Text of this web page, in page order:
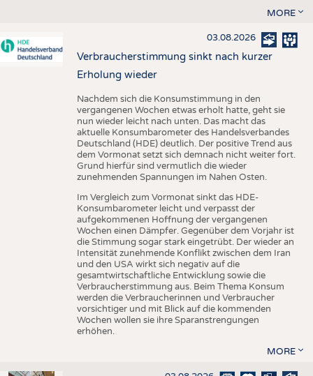
MORE
03.08.2026
Verbraucherstimmung sinkt nach kurzer
Erholung wieder
Nachdem sich die Konsumstimmung in den
vergangenen Wochen etwas erholt hatte, geht sie
nun wieder leicht nach unten. Das macht das
aktuelle Konsumbarometer des Handelsverbandes
Deutschland (HDE) deutlich. Der positive Trend aus
dem Vormonat setzt sich demnach nicht weiter fort.
Grund hierfür sind vermutlich die wieder
zunehmenden Spannungen im Nahen Osten.
Im Vergleich zum Vormonat sinkt das HDE-
Konsumbarometer leicht und verpasst der
aufgekommenen Hoffnung der vergangenen
Wochen einen Dämpfer. Gegenüber dem Vorjahr ist
die Stimmung sogar stark eingetrübt. Der wieder an
Intensität zunehmende Konflikt zwischen dem Iran
und den USA wirkt sich negativ auf die
gesamtwirtschaftliche Entwicklung sowie die
Verbraucherstimmung aus. Beim Thema Konsum
werden die Verbraucherinnen und Verbraucher
vorsichtiger und mit Blick auf die kommenden
Wochen wollen sie ihre Sparanstrengungen
erhöhen.
MORE